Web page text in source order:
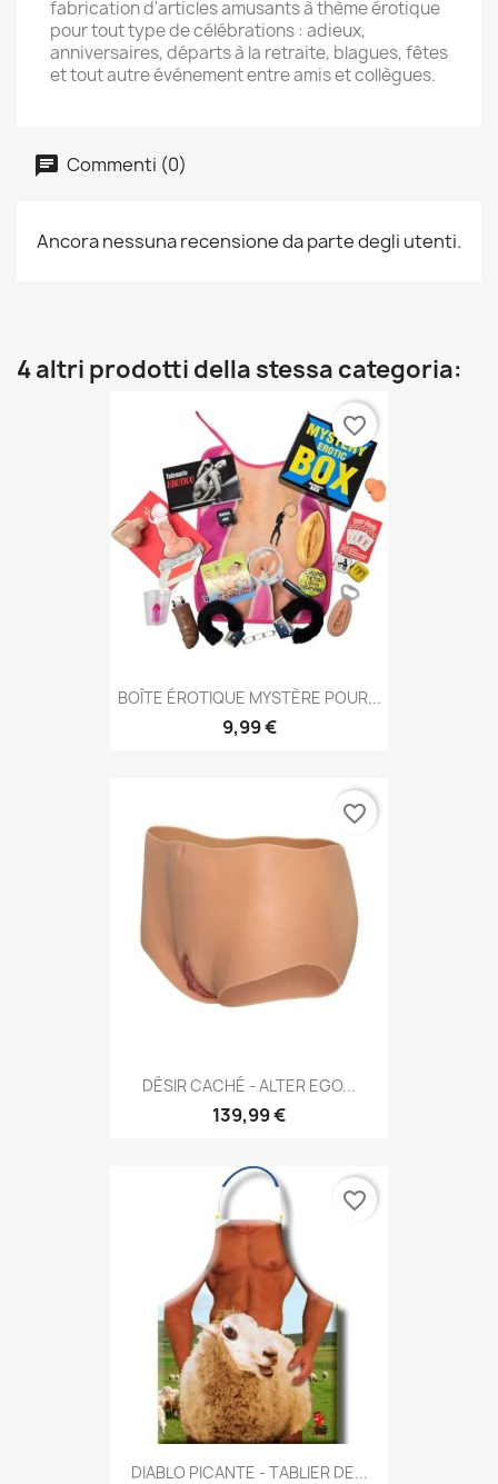
fabrication d'articles amusants à thème érotique
pour tout type de célébrations : adieux,
anniversaires, départs à la retraite, blagues, fêtes
et tout autre événement entre amis et collègues.
Commenti (0)
Ancora nessuna recensione da parte degli utenti.
4 altri prodotti della stessa categoria:
BOÎTE ÉROTIQUE MYSTÈRE POUR...
9,99 €
favorite_border
DÉSIR CACHÉ - ALTER EGO...
139,99 €
favorite_border
DIABLO PICANTE - TABLIER DE...
favorite_border